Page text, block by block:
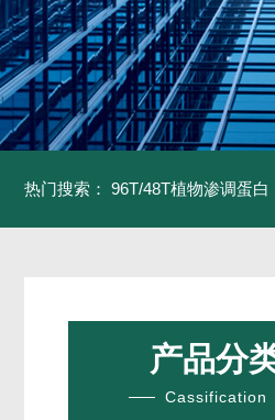
热门搜索： 96T/48T植物渗调蛋
产品分
Cassification